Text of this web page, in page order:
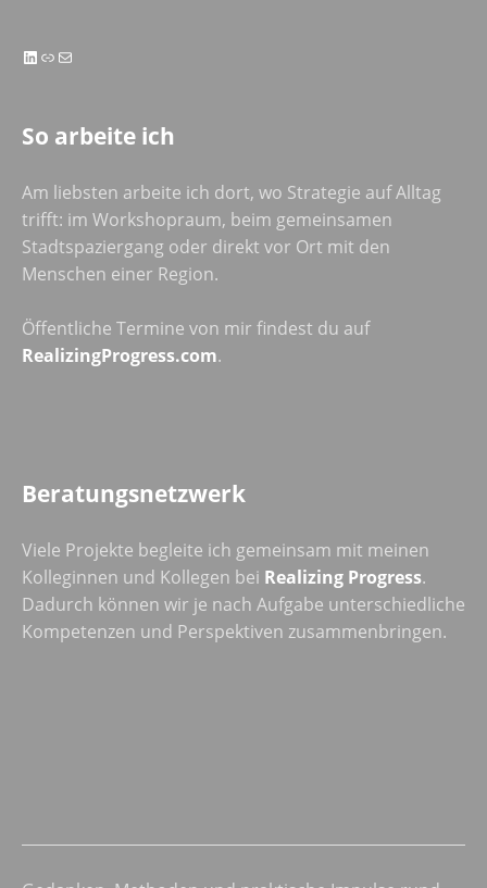
LinkedIn
LinkE-Mail
So arbeite ich
Am liebsten arbeite ich dort, wo Strategie auf Alltag
trifft: im Workshopraum, beim gemeinsamen
Stadtspaziergang oder direkt vor Ort mit den
Menschen einer Region.
Öffentliche Termine von mir findest du auf
RealizingProgress.com.
Beratungsnetzwerk
Viele Projekte begleite ich gemeinsam mit meinen
Kolleginnen und Kollegen bei Realizing Progress.
Dadurch können wir je nach Aufgabe unterschiedliche
Kompetenzen und Perspektiven zusammenbringen.